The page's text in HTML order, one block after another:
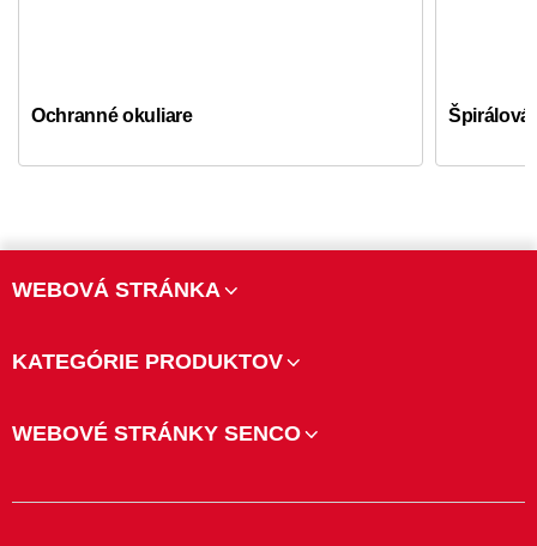
Ochranné okuliare Špirálová
WEBOVÁ STRÁNKA
KATEGÓRIE PRODUKTOV
WEBOVÉ STRÁNKY SENCO